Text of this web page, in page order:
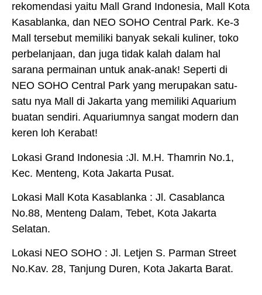
rekomendasi yaitu Mall Grand Indonesia, Mall Kota
Kasablanka, dan NEO SOHO Central Park. Ke-3
Mall tersebut memiliki banyak sekali kuliner, toko
perbelanjaan, dan juga tidak kalah dalam hal
sarana permainan untuk anak-anak! Seperti di
NEO SOHO Central Park yang merupakan satu-
satu nya Mall di Jakarta yang memiliki Aquarium
buatan sendiri. Aquariumnya sangat modern dan
keren loh Kerabat!
Lokasi Grand Indonesia :Jl. M.H. Thamrin No.1,
Kec. Menteng, Kota Jakarta Pusat.
Lokasi Mall Kota Kasablanka : Jl. Casablanca
No.88, Menteng Dalam, Tebet, Kota Jakarta
Selatan.
Lokasi NEO SOHO : Jl. Letjen S. Parman Street
No.Kav. 28, Tanjung Duren, Kota Jakarta Barat.